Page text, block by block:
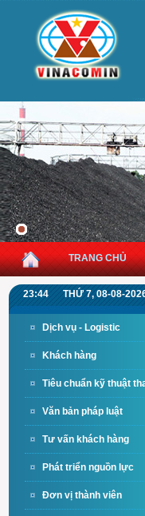
TRANG CHỦ
23:44 THỨ 7, 08-08-
Dịch vụ - Logistic
Khách hàng
Tiêu chuẩn kỹ thuật
Văn bản pháp luật
Tư vấn khách hàng
Phát triển nguồn lực
Đơn vị thành viên